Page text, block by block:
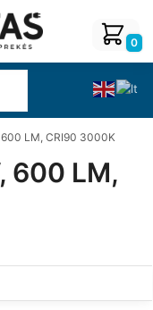
0
LM, CRI90 3000K
600 LM,